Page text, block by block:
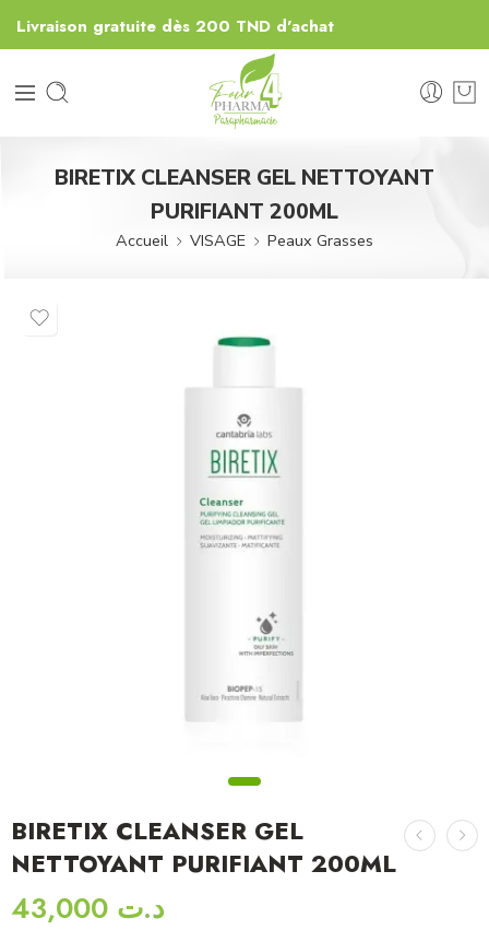
Livraison gratuite dès 200 TND d'achat
BIRETIX CLEANSER GEL NETTOYANT
PURIFIANT 200ML
Accueil VISAGE Peaux Grasses
BIRETIX CLEANSER GEL
NETTOYANT PURIFIANT 200ML
د.ت